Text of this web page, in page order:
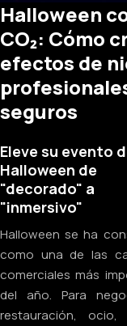
Halloween
CO₂: Cómo
efectos de
seguros
Eleve su evento
Halloween de
"decorado" a
"inmersivo"
Halloween se ha
como una de las
comerciales más
del año. Para
restauración, ocio,